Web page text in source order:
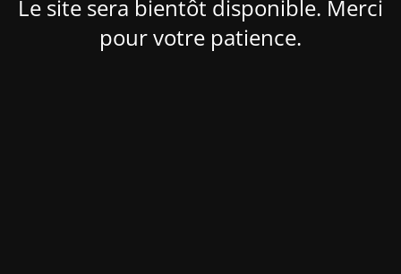
Le site sera bientôt disponible. Merci
pour votre patience.